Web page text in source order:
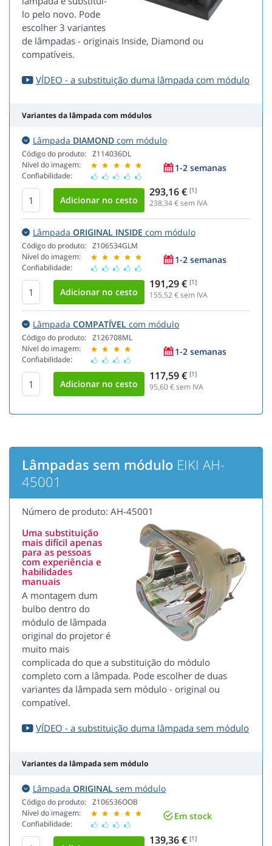
lo pelo novo. Pode
escolher 3 variantes
de lâmpadas - originais Inside, Diamond ou
compatíveis.
VÍDEO - a substituição duma lâmpada com módulo
Variantes da lâmpada com módulos
Lâmpada DIAMOND com módulo
Código do produto:
Nível do imagem:
Confiabilidade:
Z114036DL
1-2 semanas
293,16 € [1]
238,34€ sem IVA
Lâmpada ORIGINAL INSIDE com módulo
Código do produto:
Nível do imagem:
Confiabilidade:
Z106534GLM
1-2 semanas
191,29 € [1]
155,52€ sem IVA
Lâmpada COMPATÍVEL com módulo
Código do produto:
Nível do imagem:
Confiabilidade:
Z126708ML
1-2 semanas
117,59 € [1]
95,60€ sem IVA
Lâmpadas sem módulo EIKI AH-
45001
Número de produto: AH-45001
Uma substituição
mais difícil apenas
para as pessoas
com experiência e
habilidades
manuais
A montagem dum
bulbo dentro do
módulo de lâmpada
original do projetor é
muito mais
complicada do que a substituição do módulo
completo com a lâmpada. Pode escolher de duas
variantes da lâmpada sem módulo - original ou
compatível.
VÍDEO - a substituição duma lâmpada sem módulo
Variantes da lâmpada sem módulo
Lâmpada ORIGINAL sem módulo
Código do produto:
Nível do imagem:
Confiabilidade:
Z106536OOB
Em stock
139,36 € [1]